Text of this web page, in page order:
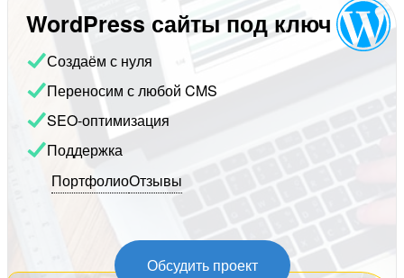
WordPress сайты под ключ
Создаём с нуля
Переносим с любой CMS
SEO-оптимизация
Поддержка
ПортфолиоОтзывы
Обсудить проект